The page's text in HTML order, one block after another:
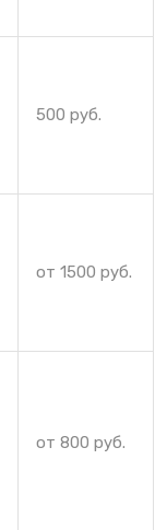
500 руб.
от 1500 руб.
от 800 руб.